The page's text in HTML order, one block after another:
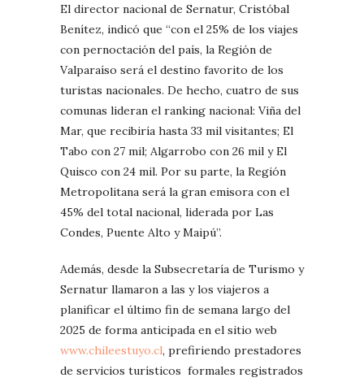
El director nacional de Sernatur, Cristóbal
Benítez, indicó que “con el 25% de los viajes
con pernoctación del país, la Región de
Valparaíso será el destino favorito de los
turistas nacionales. De hecho, cuatro de sus
comunas lideran el ranking nacional: Viña del
Mar, que recibiría hasta 33 mil visitantes; El
Tabo con 27 mil; Algarrobo con 26 mil y El
Quisco con 24 mil. Por su parte, la Región
Metropolitana será la gran emisora con el
45% del total nacional, liderada por Las
Condes, Puente Alto y Maipú”.
Además, desde la Subsecretaría de Turismo y
Sernatur llamaron a las y los viajeros a
planificar el último fin de semana largo del
2025 de forma anticipada en el sitio web
www.chileestuyo.cl, prefiriendo prestadores
de servicios turísticos formales registrados